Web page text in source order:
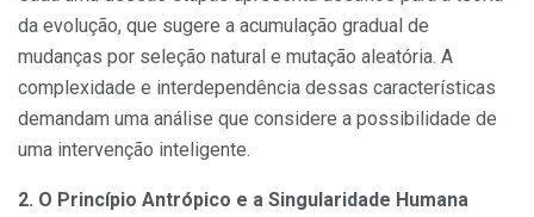
da evolução, que sugere a acumulação gradual de
mudanças por seleção natural e mutação aleatória. A
complexidade e interdependência dessas características
demandam uma análise que considere a possibilidade de
uma intervenção inteligente.
2. O Princípio Antrópico e a Singularidade Humana